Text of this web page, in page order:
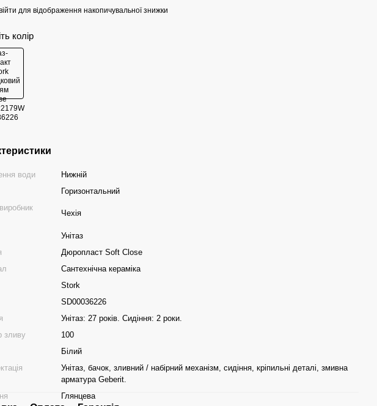
для відображення накопичувальної знижки
колір
води
Нижній
Горизонтальний
Чехія
Унітаз
Дюропласт Soft Close
Сантехнічна кераміка
Stork
SD00036226
Унітаз: 27 років. Сидіння: 2 роки.
зливу
100
Білий
Унітаз, бачок, зливний / набірний механізм, сидіння, кріпильні деталі, змивна
арматура Geberit.
Глянцева